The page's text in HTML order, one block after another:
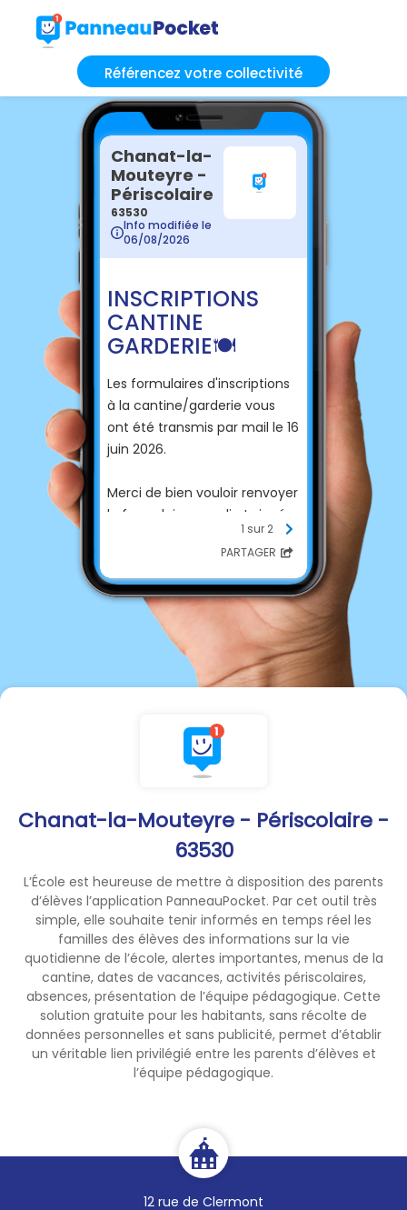
Référencez votre collectivité
Chanat-la-Mouteyre - Périscolaire -
63530
L’École est heureuse de mettre à disposition des parents
d’élèves l’application PanneauPocket. Par cet outil très
simple, elle souhaite tenir informés en temps réel les
familles des élèves des informations sur la vie
quotidienne de l’école, alertes importantes, menus de la
cantine, dates de vacances, activités périscolaires,
absences, présentation de l’équipe pédagogique. Cette
solution gratuite pour les habitants, sans récolte de
données personnelles et sans publicité, permet d’établir
un véritable lien privilégié entre les parents d’élèves et
l’équipe pédagogique.
12 rue de Clermont
Chanat-la-
Mouteyre -
Périscolaire
63530
Info modifiée le
06/08/2026
INSCRIPTIONS
CANTINE
GARDERIE 🍽️
Les formulaires d'inscriptions
à la cantine/garderie vous
ont été transmis par mail le 16
juin 2026.
Merci de bien vouloir renvoyer
le formulaire rempli et signé,
le règlement intérieur signé
ainsi que les pièces
demandées afin de vous
attribuer le tarif approprié.
Votre demande peut être
déposée dans la boite aux
lettres de la mairie ou
envoyée par mail à l'adresse :
Pensez à vérifier vos SPAMS.
Pour les nouveaux inscrits
formulaire en mairie ou à en
faire la demande par mail (
adresse ci dessus).
Vous avez jusqu'au 21 août
pour inscrire vos enfants.
Concernant le transport
scolaire petit rappel : La
gratuité du transport
nécessite tout de même de
circuler avec une carte de
transport.
1 sur 2
PARTAGER